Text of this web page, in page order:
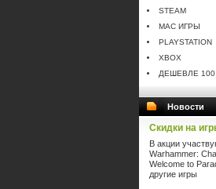
STEAM
MAC ИГРЫ
PLAYSTATION
XBOX
ДЕШЕВЛЕ 100
Новости
Скидки на
В акции
Warhammer:
Welcome to
другие игры